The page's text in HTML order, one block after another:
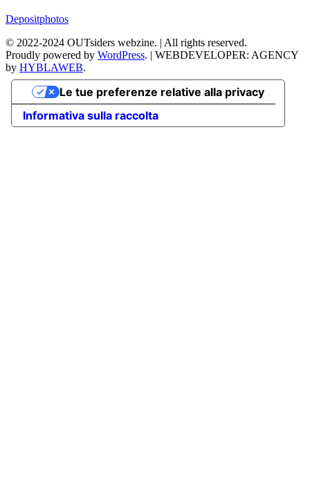
Depositphotos
© 2022-2024 OUTsiders webzine. | All rights reserved.
Proudly powered by WordPress. | WEBDEVELOPER: AGENCY
by HYBLAWEB.
Informativa sulla raccolta
Le tue preferenze relative alla privacy